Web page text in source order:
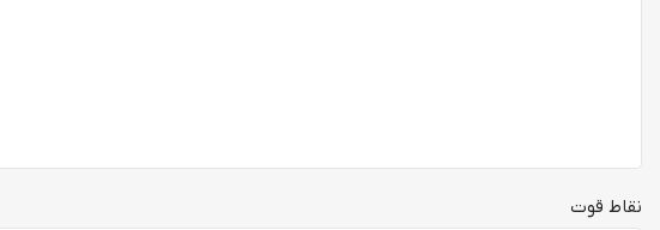
نقاط قوت